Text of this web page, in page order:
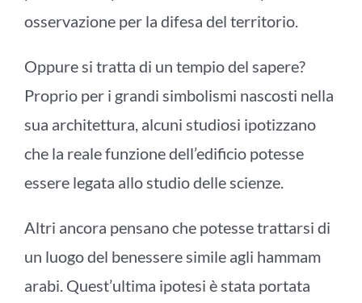
osservazione per la difesa del territorio.
Oppure si tratta di un tempio del sapere?
Proprio per i grandi simbolismi nascosti nella
sua architettura, alcuni studiosi ipotizzano
che la reale funzione dell’edificio potesse
essere legata allo studio delle scienze.
Altri ancora pensano che potesse trattarsi di
un luogo del benessere simile agli hammam
arabi. Quest’ultima ipotesi è stata portata